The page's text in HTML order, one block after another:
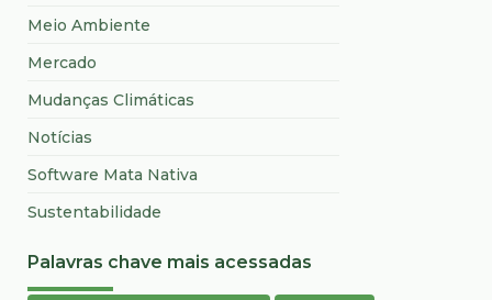
Meio Ambiente
Mercado
Mudanças Climáticas
Notícias
Software Mata Nativa
Sustentabilidade
Palavras chave mais acessadas